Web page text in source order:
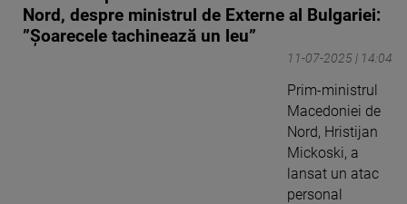
Nord, despre ministrul de Externe al Bulgariei:
”Șoarecele tachinează un leu”
11-07-2025 | 14:04
Prim-ministrul
Macedoniei de
Nord, Hristijan
Mickoski, a
lansat un atac
personal